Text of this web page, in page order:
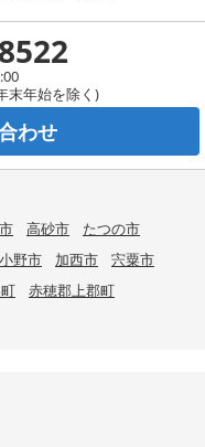
末年始を除く)
わせ
高砂市
たつの市
小野市 加西市
宍粟市
赤穂郡上郡町